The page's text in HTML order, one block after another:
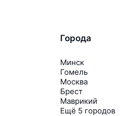
Города
Минск
Гомель
Москва
Брест
Маврикий
Ещё 5 городов